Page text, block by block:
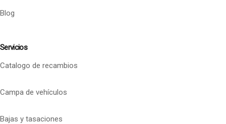
Blog
Servicios
Catalogo de recambios
Campa de vehículos
Bajas y tasaciones